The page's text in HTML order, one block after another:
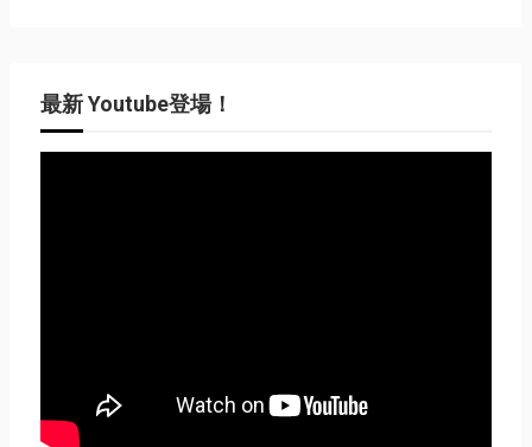
最新 Youtube登場！